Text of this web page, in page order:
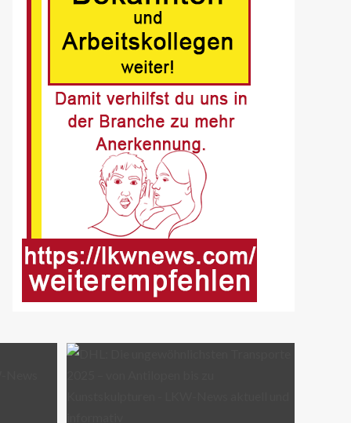
BLAULICHT DE
Schwerverletzter
Fussgänger nach Unfall in
Buer
BLAULICHT DE
Offenburg, A5 – Zwei
Unfälle legen
Berufsverkehr lahm
FUHRPARK-UNTERNEHMENS-NEWS
Sattelauflieger im
Kundeneinsatz beim Bau
mobiler Strassen